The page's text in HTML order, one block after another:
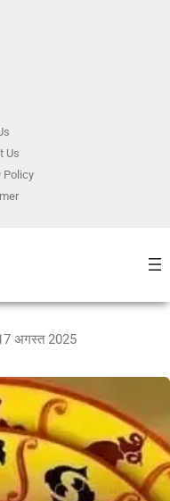
Us
Policy
अगस्त 2025